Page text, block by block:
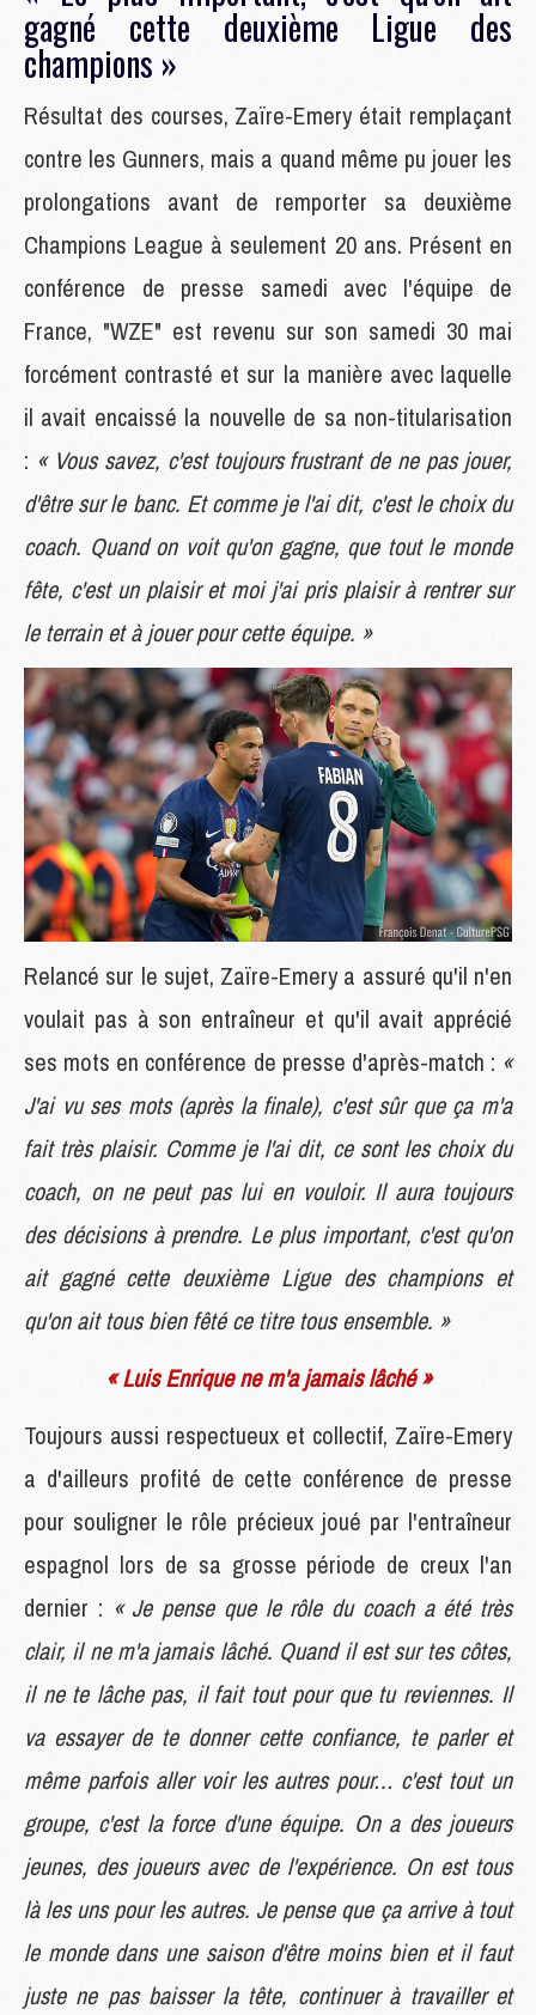
gagné cette deuxième Ligue des
champions »
Résultat des courses, Zaïre-Emery était remplaçant
contre les Gunners, mais a quand même pu jouer les
prolongations avant de remporter sa deuxième
Champions League à seulement 20 ans. Présent en
conférence de presse samedi avec l'équipe de
France, "WZE" est revenu sur son samedi 30 mai
forcément contrasté et sur la manière avec laquelle
il avait encaissé la nouvelle de sa non-titularisation
: « Vous savez, c'est toujours frustrant de ne pas jouer,
d'être sur le banc. Et comme je l'ai dit, c'est le choix du
coach. Quand on voit qu'on gagne, que tout le monde
fête, c'est un plaisir et moi j'ai pris plaisir à rentrer sur
le terrain et à jouer pour cette équipe. »
Relancé sur le sujet, Zaïre-Emery a assuré qu'il n'en
voulait pas à son entraîneur et qu'il avait apprécié
ses mots en conférence de presse d'après-match : «
J'ai vu ses mots (après la finale), c'est sûr que ça m'a
fait très plaisir. Comme je l'ai dit, ce sont les choix du
coach, on ne peut pas lui en vouloir. Il aura toujours
des décisions à prendre. Le plus important, c'est qu'on
ait gagné cette deuxième Ligue des champions et
qu'on ait tous bien fêté ce titre tous ensemble. »
« Luis Enrique ne m'a jamais lâché »
Toujours aussi respectueux et collectif, Zaïre-Emery
a d'ailleurs profité de cette conférence de presse
pour souligner le rôle précieux joué par l'entraîneur
espagnol lors de sa grosse période de creux l'an
dernier : « Je pense que le rôle du coach a été très
clair, il ne m'a jamais lâché. Quand il est sur tes côtes,
il ne te lâche pas, il fait tout pour que tu reviennes. Il
va essayer de te donner cette confiance, te parler et
même parfois aller voir les autres pour… c'est tout un
groupe, c'est la force d'une équipe. On a des joueurs
jeunes, des joueurs avec de l'expérience. On est tous
là les uns pour les autres. Je pense que ça arrive à tout
le monde dans une saison d'être moins bien et il faut
juste ne pas baisser la tête, continuer à travailler et